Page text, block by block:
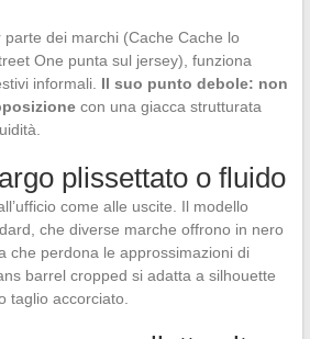
dei marchi (Cache Cache lo
One punta sul jersey), funziona
informali. Il suo punto debole: non
con una giacca strutturata
plissettato o fluido
come alle uscite. Il modello
che diverse marche offrono in nero
che perdona le approssimazioni di
barrel cropped si adatta a silhouette
taglio accorciato.